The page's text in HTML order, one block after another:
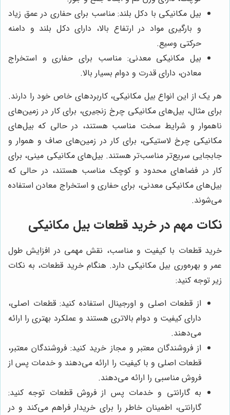
بیل مکانیکی با دکل بلند: مناسب برای حفاری در عمق زیاد
و بارگیری مواد در ارتفاع بالا، دارای دکل بلند و دامنه
حرکتی وسیع.
بیل مکانیکی معدنی: مناسب برای حفاری و استخراج
معادن، دارای قدرت و دوام بسیار بالا.
هر یک از این انواع بیل مکانیکی، کاربردهای خاص خود را دارند.
برای مثال، بیل‌های مکانیکی چرخ زنجیری، برای کار در زمین‌های
ناهموار و شرایط سخت مناسب هستند، در حالی که بیل‌های
مکانیکی چرخ لاستیکی، برای کار در زمین‌های صاف و هموار و
جابجایی سریع‌تر مناسب‌تر هستند. بیل‌های مکانیکی مینی، برای
کار در فضاهای محدود و کوچک مناسب هستند، در حالی که
بیل‌های مکانیکی معدنی، برای حفاری و استخراج معادن استفاده
می‌شوند.
نکات مهم در خرید قطعات بیل مکانیکی
خرید قطعات با کیفیت و مناسب، نقش مهمی در افزایش طول
عمر و بهره‌وری بیل مکانیکی دارد. هنگام خرید قطعات، به نکات
زیر توجه کنید:
از قطعات اصلی و اورجینال استفاده کنید: قطعات اصلی،
دارای کیفیت و دوام بالاتری هستند و عملکرد بهتری را ارائه
می‌دهند.
از فروشندگان معتبر و مجاز خرید کنید: فروشندگان معتبر،
قطعات اصلی و با کیفیت را ارائه می‌دهند و خدمات پس از
فروش مناسبی را ارائه می‌دهند.
به گارانتی و خدمات پس از فروش قطعات توجه کنید:
گارانتی، اطمینان خاطر را برای خریدار فراهم می‌کند و در